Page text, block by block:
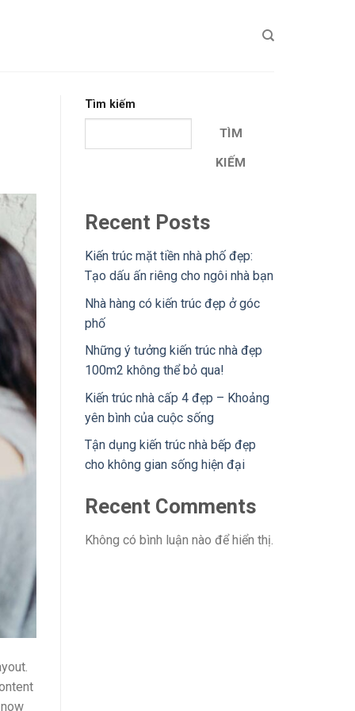
Tìm kiếm
TÌM
KIẾM
Recent Posts
Kiến trúc mặt tiền nhà phố đẹp:
Tạo dấu ấn riêng cho ngôi nhà bạn
Nhà hàng có kiến trúc đẹp ở góc
phố
Những ý tưởng kiến trúc nhà đẹp
100m2 không thể bỏ qua!
Kiến trúc nhà cấp 4 đẹp – Khoảng
yên bình của cuộc sống
Tận dụng kiến trúc nhà bếp đẹp
cho không gian sống hiện đại
Recent Comments
Không có bình luận nào để hiển thị.